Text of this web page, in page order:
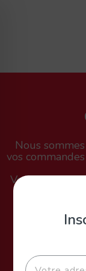
Nous
vos
Vous pourrez
jours